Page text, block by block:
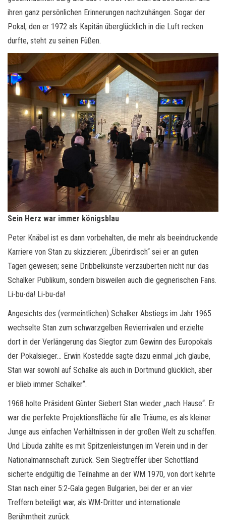
ihren ganz persönlichen Erinnerungen nachzuhängen. Sogar der
Pokal, den er 1972 als Kapitän überglücklich in die Luft recken
durfte, steht zu seinen Füßen.
Sein Herz war immer königsblau
Peter Knäbel ist es dann vorbehalten, die mehr als beeindruckende
Karriere von Stan zu skizzieren: „Überirdisch“ sei er an guten
Tagen gewesen; seine Dribbelkünste verzauberten nicht nur das
Schalker Publikum, sondern bisweilen auch die gegnerischen Fans.
Li-bu-da! Li-bu-da!
Angesichts des (vermeintlichen) Schalker Abstiegs im Jahr 1965
wechselte Stan zum schwarzgelben Revierrivalen und erzielte
dort in der Verlängerung das Siegtor zum Gewinn des Europokals
der Pokalsieger… Erwin Kostedde sagte dazu einmal „ich glaube,
Stan war sowohl auf Schalke als auch in Dortmund glücklich, aber
er blieb immer Schalker“.
1968 holte Präsident Günter Siebert Stan wieder „nach Hause“. Er
war die perfekte Projektionsfläche für alle Träume, es als kleiner
Junge aus einfachen Verhältnissen in der großen Welt zu schaffen.
Und Libuda zahlte es mit Spitzenleistungen im Verein und in der
Nationalmannschaft zurück. Sein Siegtreffer über Schottland
sicherte endgültig die Teilnahme an der WM 1970, von dort kehrte
Stan nach einer 5:2-Gala gegen Bulgarien, bei der er an vier
Treffern beteiligt war, als WM-Dritter und internationale
Berühmtheit zurück.